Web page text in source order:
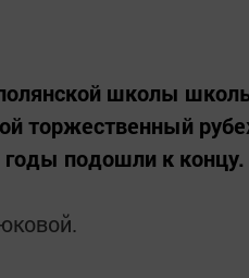
школы
торжественный
подошли к концу.